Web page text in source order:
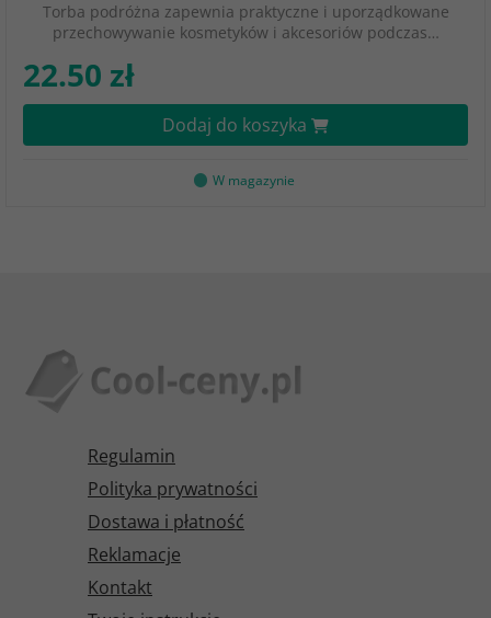
Torba podróżna zapewnia praktyczne i uporządkowane
przechowywanie kosmetyków i akcesoriów podczas…
22.50 zł
Dodaj do koszyka
W magazynie
Regulamin
Polityka prywatności
Dostawa i płatność
Reklamacje
Kontakt